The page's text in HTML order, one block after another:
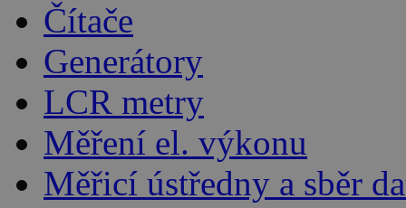
Čítače
Generátory
LCR metry
Měření el. výkonu
Měřicí ústředny a sběr